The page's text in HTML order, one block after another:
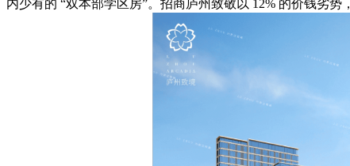
内少有的 “双本部学区房”。招商庐州致敬以 12% 的价钱劣